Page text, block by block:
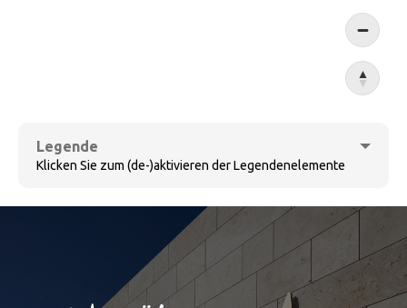
Cochem
Bernkastel-Kues
Legende
Klicken Sie zum (de-)aktivieren der Legendenelemente
Weingüter
Dörferensemble